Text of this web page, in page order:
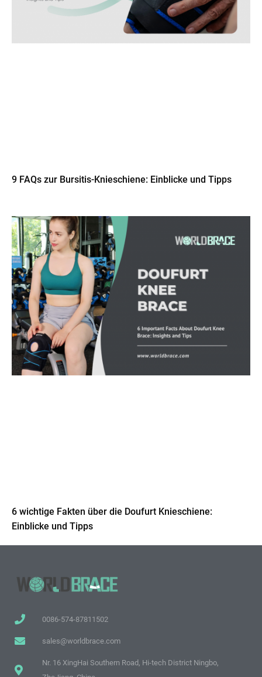
9 FAQs zur Bursitis-Knieschiene: Einblicke und Tipps
6 wichtige Fakten über die Doufurt Knieschiene:
Einblicke und Tipps
0086-574-87811502
sales@worldbrace.com
Nr. 16 XingHai Southern Road, Hi-tech District Ningbo,